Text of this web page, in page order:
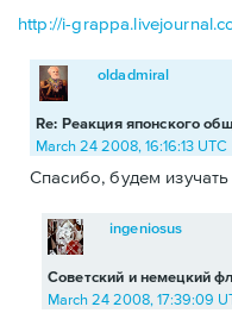
http://i-
Re: Реакция японского
oldadmiral
March 24 2008, 16:16:13 UTC
Спасибо, будем
Советский и немецкий
ingeniosus
March 24 2008, 17:39:09